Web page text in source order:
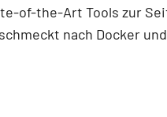
of-the-Art Tools zur
nach Docker und